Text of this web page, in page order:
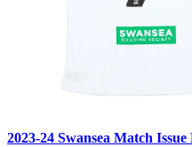
2023-24 Swansea Match